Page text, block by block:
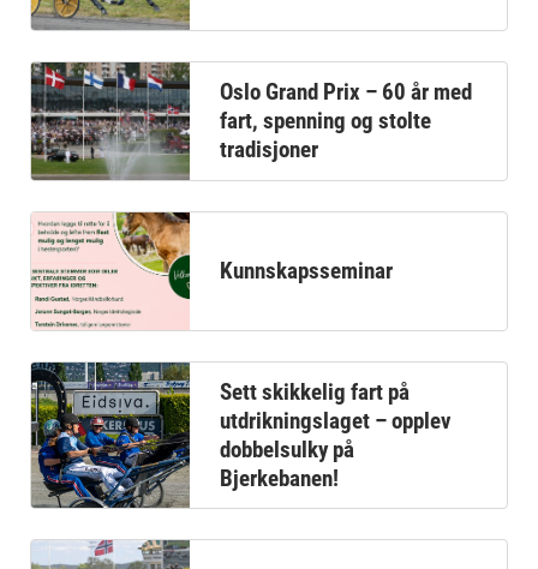
Oslo Grand Prix – 60 år med
fart, spenning og stolte
tradisjoner
Kunnskapsseminar
Sett skikkelig fart på
utdrikningslaget – opplev
dobbelsulky på
Bjerkebanen!